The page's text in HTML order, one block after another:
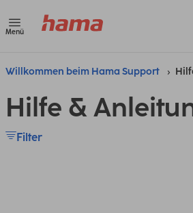
Menü
Willkommen beim Hama Support
Hilfe &
Filter